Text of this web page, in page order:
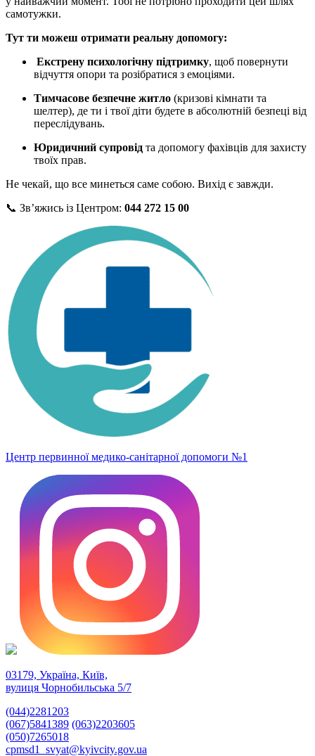
самотужки.
Тут ти можеш отримати реальну допомогу:
Екстрену психологічну підтримку, щоб повернути
відчуття опори та розібратися з емоціями.
Тимчасове безпечне житло (кризові кімнати та
шелтер), де ти і твої діти будете в абсолютній безпеці від
переслідувань.
Юридичний супровід та допомогу фахівців для захисту
твоїх прав.
Не чекай, що все минеться саме собою. Вихід є завжди.
📞 Зв’яжись із Центром: 044 272 15 00
Центр первинної медико-санітарної допомоги №1
03179, Україна, Київ,
вулиця Чорнобильська 5/7
(044)2281203
(067)5841389 (063)2203605
(050)7265018
cpmsd1_svyat@kyivcity.gov.ua